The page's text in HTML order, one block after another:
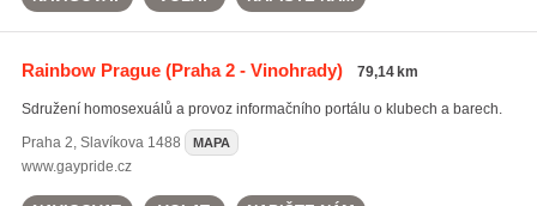
Rainbow Prague(Praha 2 - Vinohrady) 79,14 km
Sdružení homosexuálů a provoz informačního portálu o klubech a barech.
Praha 2, Slavíkova 1488 MAPA
www.gaypride.cz